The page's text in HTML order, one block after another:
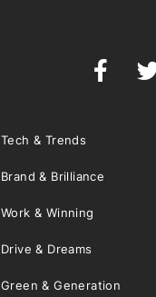
Tech & Trends
Brand & Brilliance
Work & Winning
Drive & Dreams
Green & Generation